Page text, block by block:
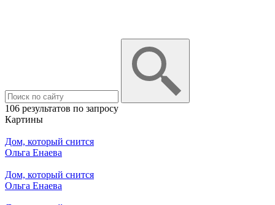
106 результатов по запросу
Картины
Дом, который снится
Ольга Енаева
Дом, который снится
Ольга Енаева